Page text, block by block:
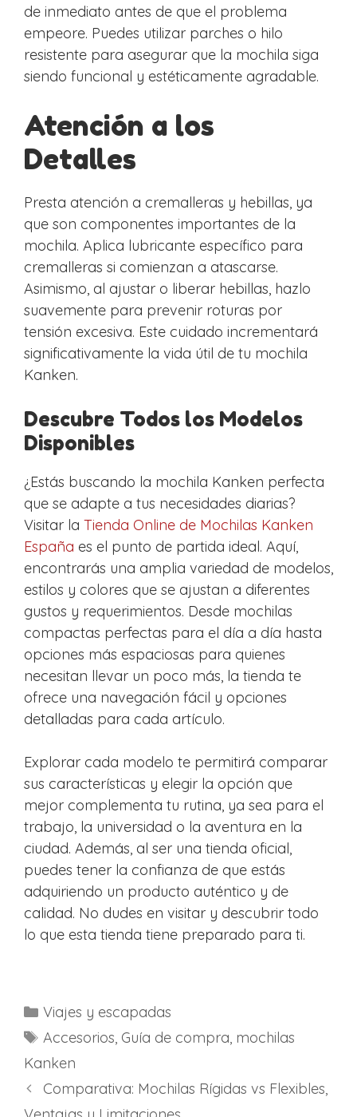
de inmediato antes de que el problema
empeore. Puedes utilizar parches o hilo
resistente para asegurar que la mochila siga
siendo funcional y estéticamente agradable.
Atención a los
Detalles
Presta atención a cremalleras y hebillas, ya
que son componentes importantes de la
mochila. Aplica lubricante específico para
cremalleras si comienzan a atascarse.
Asimismo, al ajustar o liberar hebillas, hazlo
suavemente para prevenir roturas por
tensión excesiva. Este cuidado incrementará
significativamente la vida útil de tu mochila
Kanken.
Descubre Todos los Modelos
Disponibles
¿Estás buscando la mochila Kanken perfecta
que se adapte a tus necesidades diarias?
Visitar la Tienda Online de Mochilas Kanken
España es el punto de partida ideal. Aquí,
encontrarás una amplia variedad de modelos,
estilos y colores que se ajustan a diferentes
gustos y requerimientos. Desde mochilas
compactas perfectas para el día a día hasta
opciones más espaciosas para quienes
necesitan llevar un poco más, la tienda te
ofrece una navegación fácil y opciones
detalladas para cada artículo.
Explorar cada modelo te permitirá comparar
sus características y elegir la opción que
mejor complementa tu rutina, ya sea para el
trabajo, la universidad o la aventura en la
ciudad. Además, al ser una tienda oficial,
puedes tener la confianza de que estás
adquiriendo un producto auténtico y de
calidad. No dudes en visitar y descubrir todo
lo que esta tienda tiene preparado para ti.
C
a
g
Viajes y escapadas
E
t
Accesorios Guía de compra mochilas
Kanken
N
a
Comparativa: Mochilas Rígidas vs Flexibles,